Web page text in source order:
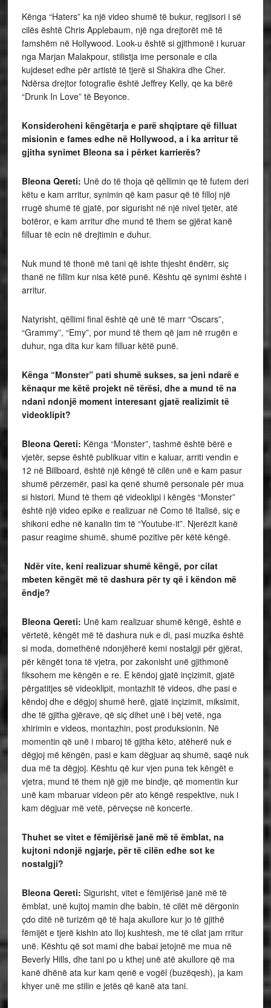
Kënga “Haters” ka një video shumë të bukur, regjisori i së
cilës është Chris Applebaum, një nga drejtorët më të
famshëm në Hollywood. Look-u është si gjithmonë i kuruar
nga Marjan Malakpour, stilistja ime personale e cila
kujdeset edhe për artistë të tjerë si Shakira dhe Cher.
Ndërsa drejtor fotografie është Jeffrey Kelly, qe ka bërë
“Drunk In Love” të Beyonce.
Konsideroheni këngëtarja e parë shqiptare që filluat
misionin e fames edhe në Hollywood, a i ka arritur të
gjitha synimet Bleona sa i përket karrierës?
Bleona Qereti: Unë do të thoja që qëllimin qe të futem deri
këtu e kam arritur, synimin që kam pasur që të filloj një
rrugë shumë të gjatë, por sigurisht në një nivel tjetër, atë
botëror, e kam arritur dhe mund të them se gjërat kanë
filluar të ecin në drejtimin e duhur.
Nuk mund të thonë më tani që ishte thjesht ëndërr, siç
thanë ne fillim kur nisa këtë punë. Kështu që synimi është i
arritur.
Natyrisht, qëllimi final është që unë të marr “Oscars”,
“Grammy”, “Emy”, por mund të them që jam në rrugën e
duhur, nga dita kur kam filluar këtë punë.
Kënga “Monster” pati shumë sukses, sa jeni ndarë e
kënaqur me këtë projekt në tërësi, dhe a mund të na
ndani ndonjë moment interesant gjatë realizimit të
videoklipit?
Bleona Qereti: Kënga “Monster”, tashmë është bërë e
vjetër, sepse është publikuar vitin e kaluar, arriti vendin e
12 në Billboard, është një këngë të cilën unë e kam pasur
shumë përzemër, pasi ka qenë shumë personale për mua
si histori. Mund të them që videoklipi i këngës “Monster”
është një video epike e realizuar në Como të Italisë, siç e
shikoni edhe në kanalin tim të “Youtube-it”. Njerëzit kanë
pasur reagime shumë, shumë pozitive për këtë këngë.
Ndër vite, keni realizuar shumë këngë, por cilat
mbeten këngët më të dashura për ty që i këndon më
ëndje?
Bleona Qereti: Unë kam realizuar shumë këngë, është e
vërtetë, këngët më të dashura nuk e di, pasi muzika është
si moda, domethënë ndonjëherë kemi nostalgji për gjërat,
për këngët tona të vjetra, por zakonisht unë gjithmonë
fiksohem me këngën e re. E këndoj gjatë inçizimit, gjatë
përgatitjes së videoklipit, montazhit të videos, dhe pasi e
këndoj dhe e dëgjoj shumë herë, gjatë inçizimit, miksimit,
dhe të gjitha gjërave, që siç dihet unë i bëj vetë, nga
xhirimin e videos, montazhin, post produksionin. Në
momentin që unë i mbaroj të gjitha këto, atëherë nuk e
dëgjoj më këngën, pasi e kam dëgjuar aq shumë, saqë nuk
dua më ta dëgjoj. Kështu që kur vjen puna tek këngët e
vjetra, mund të them një gjë me bindje, që momentin kur
unë kam mbaruar videon për ato këngë respektive, nuk i
kam dëgjuar më vetë, përveçse në koncerte.
Thuhet se vitet e fëmijërisë janë më të ëmblat, na
kujtoni ndonjë ngjarje, për të cilën edhe sot ke
nostalgji?
Bleona Qereti: Sigurisht, vitet e fëmijërisë janë më të
ëmblat, unë kujtoj mamin dhe babin, të cilët më dërgonin
çdo ditë në turizëm që të haja akullore kur jo të gjithë
fëmijët e tjerë kishin ato lloj kushtesh, me të cilat jam rritur
unë. Kështu që sot mami dhe babai jetojnë me mua në
Beverly Hills, dhe tani po u kthej unë atë akullore që ma
kanë dhënë ata kur kam qenë e vogël (buzëqesh), ja kam
khyer unë me stilin e jetës që kanë ata tani.